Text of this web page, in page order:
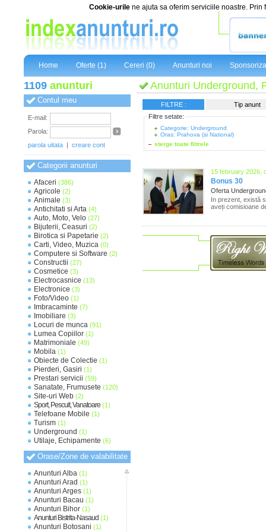
Cookie-urile ne ajuta sa oferim serviciile noastre.
Home Oferte (1) Cereri (0) Anunturi noi
1109 anunturi
Contul meu
E-mail:
Parola:
parola uitata | creare cont
Categorii anunturi
Afaceri (386)
Agricole (2)
Animale (3)
Antichitati si Arta (4)
Auto, Moto, Velo (27)
Bijuterii, Ceasuri (2)
Birotica si Papetarie (2)
Carti, Video, Muzica (0)
Computere si Software (2)
Constructii (27)
Cosmetice (3)
Electrocasnice (13)
Electronice (3)
Foto/Video (1)
Imbracaminte (7)
Imobiliare (3)
Locuri de munca (91)
Lumea Copiilor (1)
Matrimoniale (49)
Mobila (1)
Obiecte de Colectie (1)
Pierderi, Gasiri (1)
Prestari servicii (59)
Sanatate, Frumusete (120)
Site-uri Web (2)
Sport, Pescuit, Vanatoare (1)
Telefoane Mobile (1)
Turism (1)
Underground (1)
Utilaje, Echipamente (6)
Orase/Zone de valabilitate
Anunturi Alba (1)
Anunturi Arad (1)
Anunturi Arges (1)
Anunturi Bacau (1)
Anunturi Bihor (1)
Anunturi Bistrita-Nasaud (1)
Anunturi Botosani (1)
Anunturi Underground,
FILTRE :
Tip anunt
Filtre setate:
Categorie: Underground
Oras: Prahova (si National)
sterge toate filtrele
15 february 2026,
Bonus 30
Oferta
In prezent, există
aveți comisioane